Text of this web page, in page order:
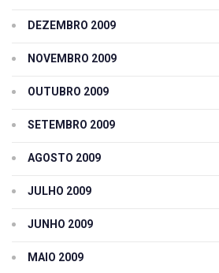
DEZEMBRO 2009
NOVEMBRO 2009
OUTUBRO 2009
SETEMBRO 2009
AGOSTO 2009
JULHO 2009
JUNHO 2009
MAIO 2009